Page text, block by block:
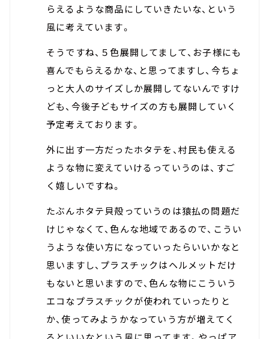
らえるような商品にしていきたいな、という
風に考えています。
そうですね、５色展開してまして、お子様にも
喜んでもらえるかな、と思ってますし、今ちょ
っと大人のサイズしか展開してないんですけ
ども、今後子どもサイズの方も展開していく
予定考えております。
外に出す一方だったホタテを、村民も使える
ような物に変えていけるっていうのは、すご
く嬉しいですね。
たぶんホタテ貝殻っていうのは猿払の問題だ
けじゃなくて、色んな地域であるので、こうい
うような使い方になっていったらいいかなと
思いますし、プラスチックはヘルメットだけ
もないと思いますので、色んな物にこういう
エコなプラスチックが使われていったりと
か、使ってみようかなっていう方が増えてく